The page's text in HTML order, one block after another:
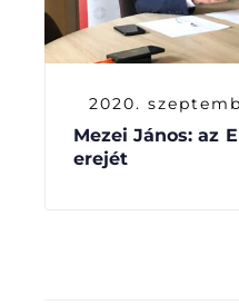
2020.
Mezei János: az
erejét